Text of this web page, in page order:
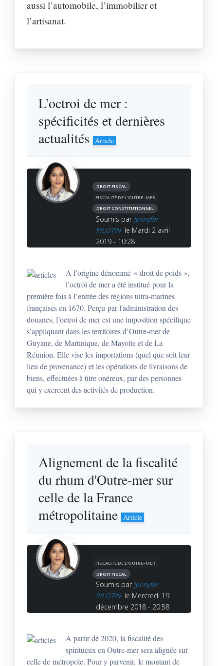
aussi l’automobile, l’immobilier et
l’artisanat.
L’octroi de mer :
spécificités et dernières
actualités
Article
DROIT FISCAL
FISCALITÉ DE L'OUTRE–MER
DROIT CONSTITUTIONNEL
Soumis par Jennyfer
PILOTIN le Mardi 2 avril
2019 - 10:28
A l’origine dénommé « droit de poids »,
l’octroi de mer a été institué pour la
première fois à l’entrée des régions ultra-marines
françaises en 1670. Perçu par l'administration des
douanes, l’octroi de mer est une imposition spécifique
s’appliquant dans les territoires d’Outre-mer de
Guyane, de Martinique, de Mayotte et de La
Réunion. Elle vise les importations (quel que soit leur
lieu de provenance) et les opérations de livraisons de
biens, effectuées à titre onéreux, par des personnes
qui y exercent des activités de production.
Alignement de la fiscalité
du rhum d'Outre-mer sur
celle de la France
métropolitaine Article
FISCALITÉ DE L'OUTRE–MER
DROIT FISCAL
Soumis par Jennyfer
PILOTIN le Mercredi 19
décembre 2018 - 20:58
A partir de 2020, la fiscalité des
spiritueux en Outre-mer sera alignée sur
celle de métropole. Pour y parvenir, le montant de